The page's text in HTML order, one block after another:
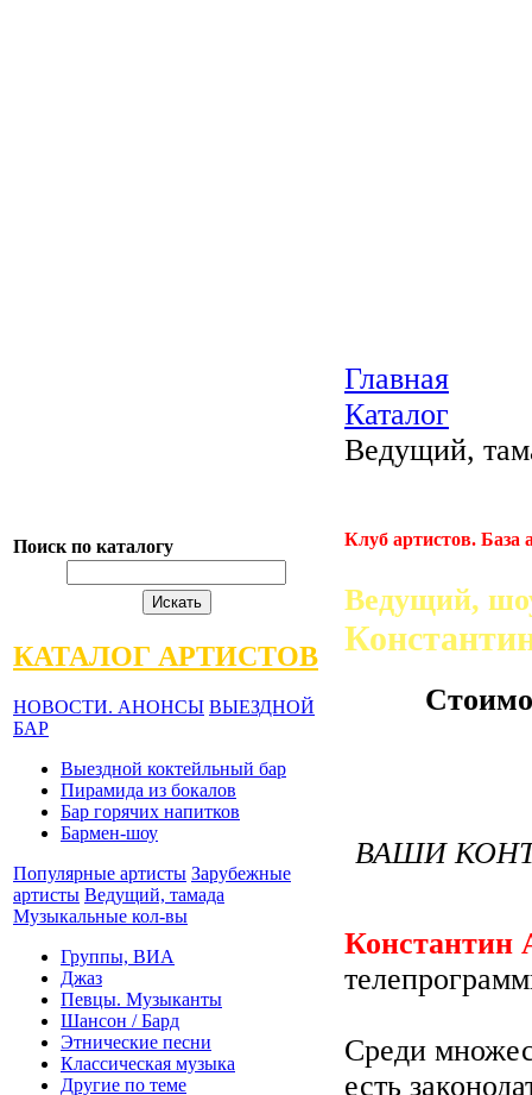
Поиск по каталогу
КАТАЛОГ АРТИСТОВ
НОВОСТИ. АНОНСЫ ВЫЕЗДНОЙ
БАР
Выездной коктейльный бар
Пирамида из бокалов
Бар горячих напитков
Бармен-шоу
Популярные артисты Зарубежные
артисты Ведущий, тамада
Музыкальные кол-вы
Группы, ВИА
Джаз
Певцы. Музыканты
Шансон / Бард
Этнические песни
Классическая музыка
Другие по теме
Главная
Каталог
Ведущий,
Клуб артистов. База
Ведущий,
ВАШИ
Константин
Среди
есть